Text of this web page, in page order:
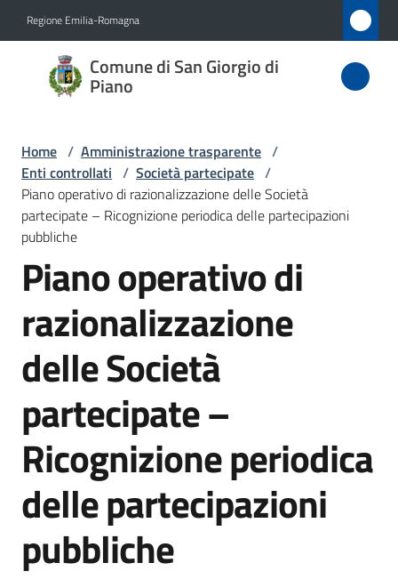
Regione Emilia-Romagna
Comune di San Giorgio di
Piano
Comune
di San
di Piano
Amministrazione
Menu selezionato
Novità
Servizi
Vivere
San
Giorgio
di
Piano
Amministrazione
Home / Amministrazione trasparente /
Enti controllati / Società partecipate /
Piano operativo di razionalizzazione delle Società
partecipate – Ricognizione periodica delle partecipazioni
pubbliche
Piano operativo di
razionalizzazione
delle Società
partecipate –
Ricognizione periodica
delle partecipazioni
pubbliche